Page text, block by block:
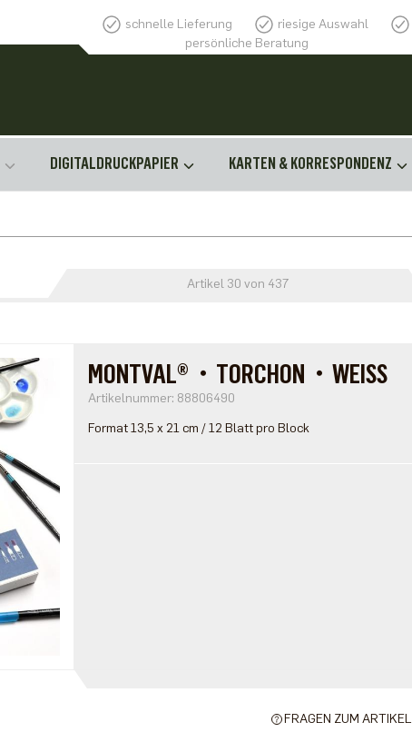
schnelle Lieferung
riesige Auswahl
persönliche Beratung
DIGITALDRUCKPAPIER KARTEN & KORRESPONDENZ
Artikel 30 von 437
MONTVAL®・TORCHON・WEISS
Artikelnummer: 88806490
Format 13,5 x 21 cm / 12 Blatt pro Block
FRAGEN ZUM ARTIKEL